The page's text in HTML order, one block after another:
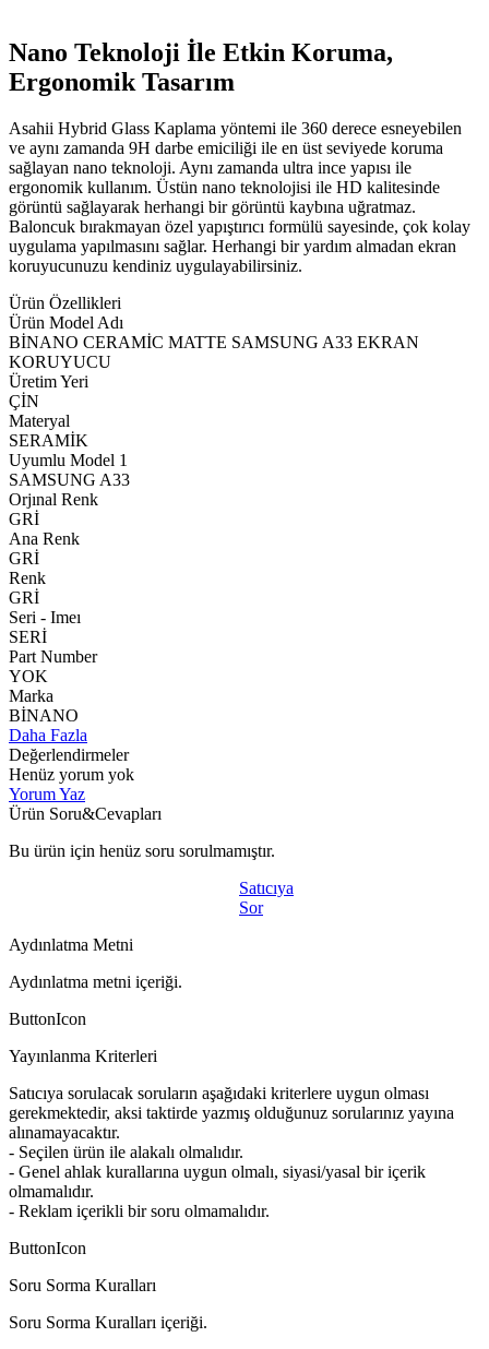
Nano Teknoloji İle Etkin Koruma,
Ergonomik Tasarım
Asahii Hybrid Glass Kaplama yöntemi ile 360 derece esneyebilen
ve aynı zamanda 9H darbe emiciliği ile en üst seviyede koruma
sağlayan nano teknoloji. Aynı zamanda ultra ince yapısı ile
ergonomik kullanım. Üstün nano teknolojisi ile HD kalitesinde
görüntü sağlayarak herhangi bir görüntü kaybına uğratmaz.
Baloncuk bırakmayan özel yapıştırıcı formülü sayesinde, çok kolay
uygulama yapılmasını sağlar. Herhangi bir yardım almadan ekran
koruyucunuzu kendiniz uygulayabilirsiniz.
Ürün Özellikleri
Ürün Model Adı
BİNANO CERAMİC MATTE SAMSUNG A33 EKRAN
KORUYUCU
Üretim Yeri
ÇİN
Materyal
SERAMİK
Uyumlu Model 1
SAMSUNG A33
Orjınal Renk
GRİ
Ana Renk
GRİ
Renk
GRİ
Seri - Imeı
SERİ
Part Number
YOK
Marka
BİNANO
Daha Fazla
Değerlendirmeler
Henüz yorum yok
Yorum Yaz
Ürün Soru&Cevapları
Bu ürün için henüz soru sorulmamıştır.
Satıcıya
Sor
Aydınlatma Metni
Aydınlatma metni içeriği.
ButtonIcon
Yayınlanma Kriterleri
Satıcıya sorulacak soruların aşağıdaki kriterlere uygun olması
gerekmektedir, aksi taktirde yazmış olduğunuz sorularınız yayına
alınamayacaktır.
- Seçilen ürün ile alakalı olmalıdır.
- Genel ahlak kurallarına uygun olmalı, siyasi/yasal bir içerik
olmamalıdır.
- Reklam içerikli bir soru olmamalıdır.
ButtonIcon
Soru Sorma Kuralları
Soru Sorma Kuralları içeriği.